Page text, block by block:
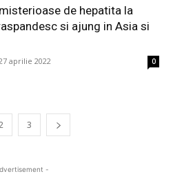
de hepatita la
si ajung in Asia si
aprilie 2022 0
3
-